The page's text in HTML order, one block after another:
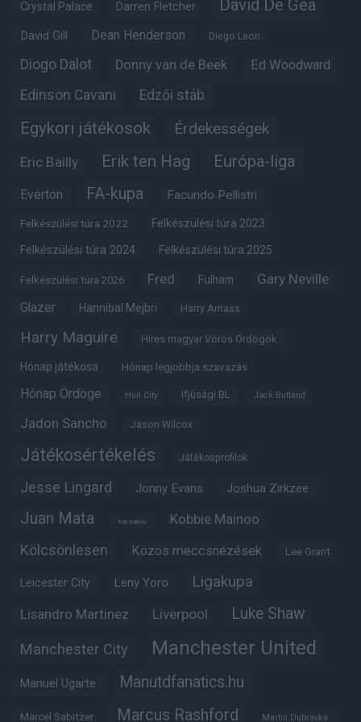
Crystal Palace Darren Fletcher David De Gea
David Gill Dean Henderson Diego Leon
Diogo Dalot Donny van de Beek Ed Woodward
Edinson Cavani Edzői stáb
Egykori játékosok Érdekességek
Eric Bailly Erik ten Hag Európa-liga
Everton FA-kupa Facundo Pellistri
Felkészülési túra 2022 Felkészülési túra 2023
Felkészülési túra 2024 Felkészülési túra 2025
Felkészülési túra 2026 Fred Fulham Gary Neville
Glazer Hannibal Mejbri Harry Amass
Harry Maguire Híres magyar Vörös Ördögök
Hónap játékosa Hónap legjobbja szavazás
Hónap Ördöge Hull City Ifjúsági BL Jack Butland
Jadon Sancho Jason Wilcox
Játékosértékelés Játékosprofilok
Jesse Lingard Jonny Evans Joshua Zirkzee
Juan Mata Karl Darlow Kobbie Mainoo
Kölcsönlesen Közös meccsnézések Lee Grant
Leicester City Leny Yoro Ligakupa
Lisandro Martinez Liverpool Luke Shaw
Manchester City Manchester United
Manuel Ugarte Manutdfanatics.hu
Marcel Sabitzer Marcus Rashford Martin Dubravka